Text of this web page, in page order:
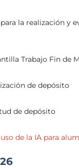
para la realización y
Trabajo Fin de
de depósito
de depósito
de la IA para